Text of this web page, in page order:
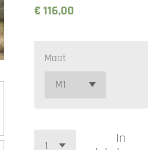
€ 116,00
Maat
In